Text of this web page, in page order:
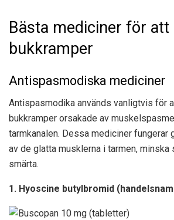
Bästa mediciner för att
bukkramper
Antispasmodiska mediciner
Antispasmodika används vanligtvis för
bukkramper orsakade av
tarmkanalen. Dessa mediciner fungerar
av de glatta musklerna i tarmen, minska
smärta.
1. Hyoscine butylbromid